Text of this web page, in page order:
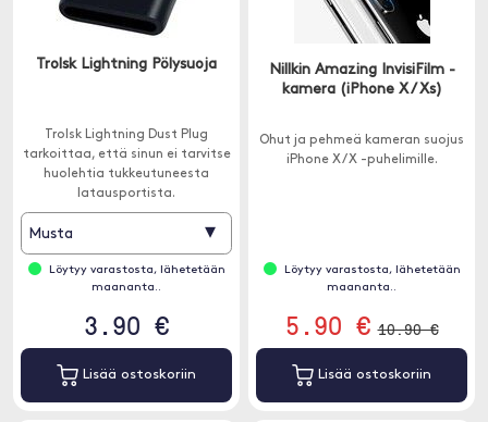
Trolsk Lightning Pölysuoja
Trolsk Lightning Dust Plug
tarkoittaa, että sinun ei tarvitse
huolehtia tukkeutuneesta
latausportista.
Musta ▾
Löytyy varastosta, lähetetään
maananta..
3.90 €
Lisää ostoskoriin
Nillkin Amazing InvisiFilm -
kamera (iPhone X / Xs)
Ohut ja pehmeä kameran suojus
iPhone X / X -puhelimille.
Löytyy varastosta, lähetetään
maananta..
5.90 € 10.90 €
Lisää ostoskoriin